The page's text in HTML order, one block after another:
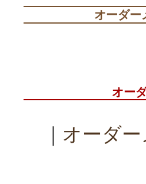
オーダー
オー
オーダ